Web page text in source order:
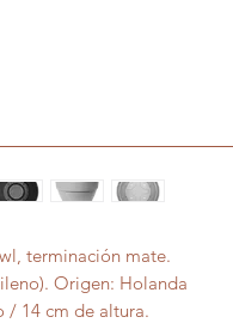
terminación mate.
Origen: Holanda
/ 14 cm de altura.